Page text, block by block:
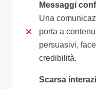
Messaggi
Una
porta a
persuasivi,
credibilità.
Scarsa